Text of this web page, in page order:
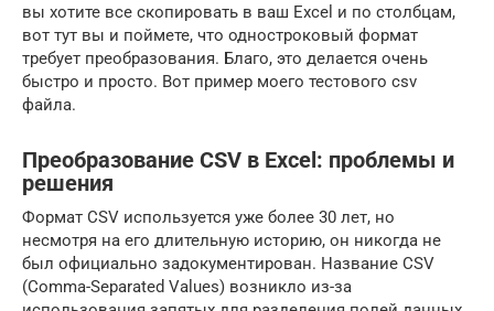
вы хотите все скопировать в ваш Exсel и по столбцам,
вот тут вы и поймете, что одностроковый формат
требует преобразования. Благо, это делается очень
быстро и просто. Вот пример моего тестового csv
файла.
Преобразование CSV в Excel: проблемы и
решения
Формат CSV используется уже более 30 лет, но
несмотря на его длительную историю, он никогда не
был официально задокументирован. Название CSV
(Comma-Separated Values) возникло из-за